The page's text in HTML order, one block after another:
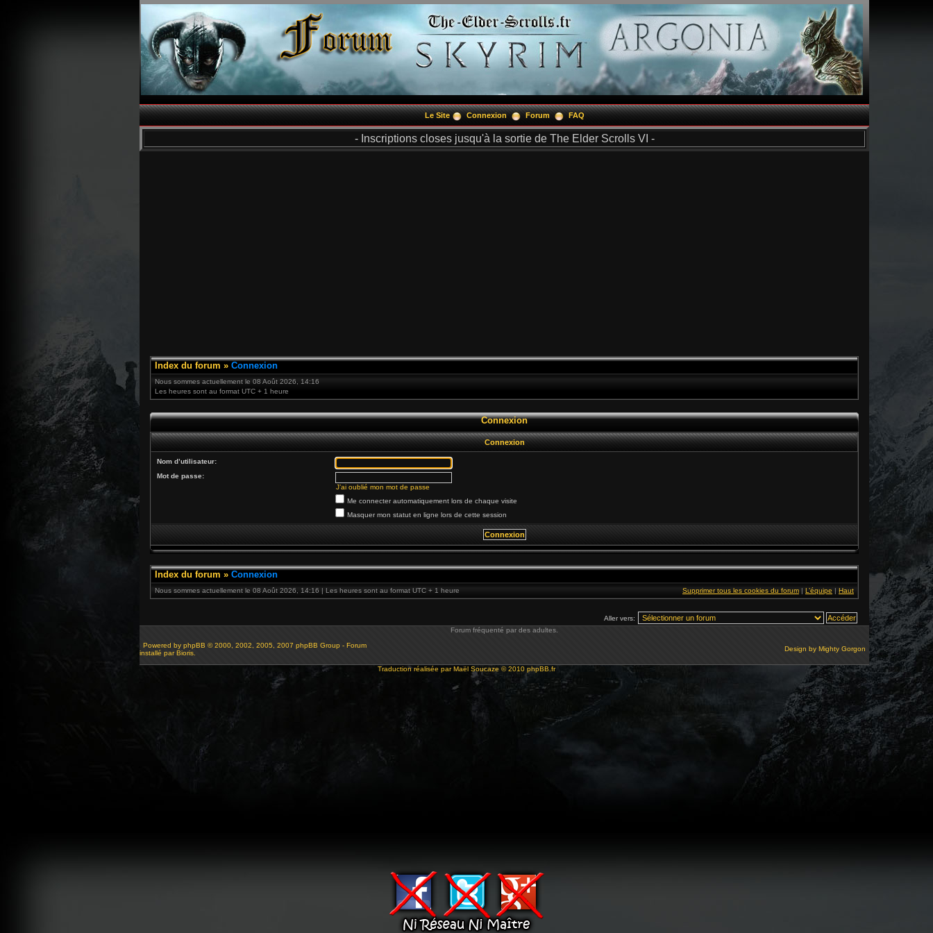
Le Site Connexion Forum FAQ
- Inscriptions closes jusqu'à la sortie de The Elder Scrolls VI -
Index du forum » Connexion
Nous sommes actuellement le 08 Août 2026, 14:16
Les heures sont au format UTC + 1 heure
Connexion
Connexion
Nom d’utilisateur:
Mot de passe:
J’ai oublié mon mot de passe
Me connecter automatiquement lors de chaque visite
Masquer mon statut en ligne lors de cette session
Index du forum » Connexion
Nous sommes actuellement le 08 Août 2026, 14:16 | Les heures sont au format UTC + 1 heure Supprimer tous les cookies du forum | L’équipe | Haut
Aller vers:
Forum fréquenté par des adultes.
Powered by phpBB © 2000, 2002, 2005, 2007 phpBB Group - Forum
installé par Bioris.
Design by Mighty Gorgon
Traduction réalisée parMaël Soucaze © 2010 phpBB.fr